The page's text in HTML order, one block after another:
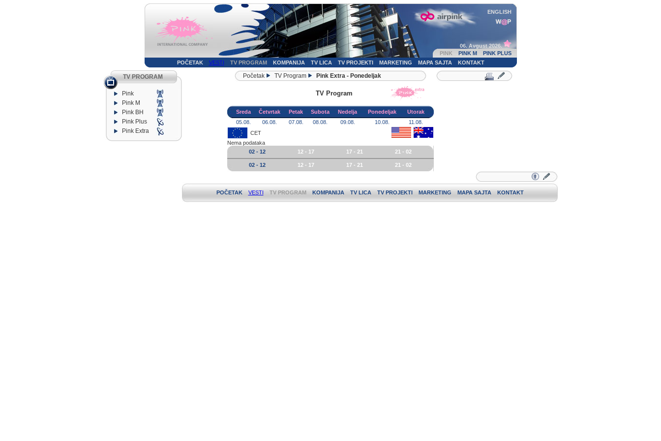
ENGLISH
06. Avgust 2026.
PINK
PINK M
PINK PLUS
POČETAK
VESTI TV PROGRAM KOMPANIJA TV LICA TV PROJEKTI MARKETING MAPA SAJTA KONTAKT
TV PROGRAM
Pink
Pink M
Pink BH
Pink Plus
Pink Extra
Početak TV Program Pink Extra - Ponedeljak
TV Program
Sreda Četvrtak Petak Subota Nedelja Ponedeljak
Utorak
05.08.
06.08. 07.08. 08.08. 09.08. 10.08.
11.08.
CET
Nema podataka
02 - 12
12 - 17 17 - 21 21 - 02
02 - 12 12 - 17 17 - 21 21 - 02
POČETAK VESTI TV PROGRAM KOMPANIJA TV LICA TV PROJEKTI MARKETING MAPA SAJTA KONTAKT